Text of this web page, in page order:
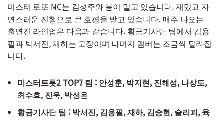
미스터 로또 MC는 김성주와 붐이 맡고 있습니다. 재밌고 자
연스러운 진행으로 큰 호평을 받고 있습니다. 매주 나오는
출연진 라인업은 다음과 같습니다. 황금기사단 팀에서 김용
필과 박서진, 재하는 고정이며 나머지 멤버는 조금씩 달라집
니다.
미스터트롯2 TOP7 팀 : 안성훈, 박지현, 진해성, 나상도,
최수호, 진욱, 박성온
황금기사단 팀 : 박서진, 김용필, 재하, 김승현, 슬리피, 육